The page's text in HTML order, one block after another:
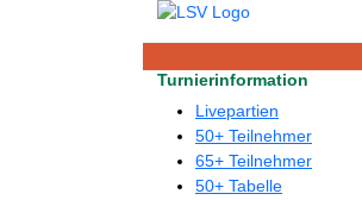
Turnierinformation
Livepartien
50+ Teilnehmer
65+ Teilnehmer
50+ Tabelle